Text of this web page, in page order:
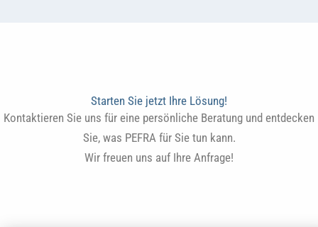
Starten Sie jetzt Ihre Lösung!
Kontaktieren Sie uns für eine persönliche Beratung und entdecken
Sie, was PEFRA für Sie tun kann.
Wir freuen uns auf Ihre Anfrage!